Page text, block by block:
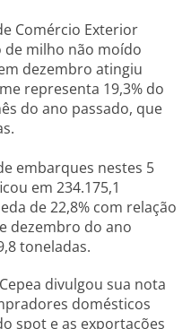
Comércio Exterior
de milho não moído
dezembro atingiu
representa 19,3% do
do ano passado, que
toneladas.
embarques nestes 5
em 234.175,1
de 22,8% com relação
dezembro do ano
toneladas.
divulgou sua nota
domésticos
spot e as exportações